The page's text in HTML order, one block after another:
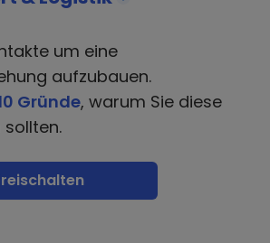
um eine
aufzubauen.
Gründe, warum Sie diese